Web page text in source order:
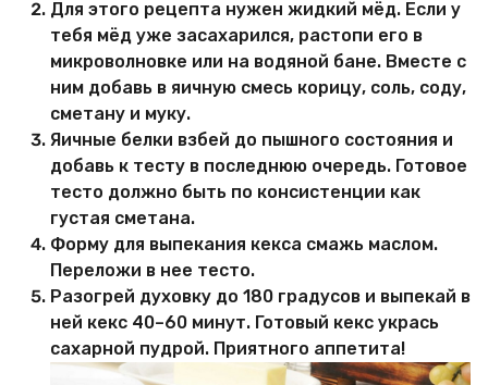
Для этого рецепта нужен жидкий мёд. Если у
тебя мёд уже засахарился, растопи его в
микроволновке или на водяной бане. Вместе с
ним добавь в яичную смесь корицу, соль, соду,
сметану и муку.
Яичные белки взбей до пышного состояния и
добавь к тесту в последнюю очередь. Готовое
тесто должно быть по консистенции как
густая сметана.
Форму для выпекания кекса смажь маслом.
Переложи в нее тесто.
Разогрей духовку до 180 градусов и выпекай в
ней кекс 40–60 минут. Готовый кекс укрась
сахарной пудрой. Приятного аппетита!